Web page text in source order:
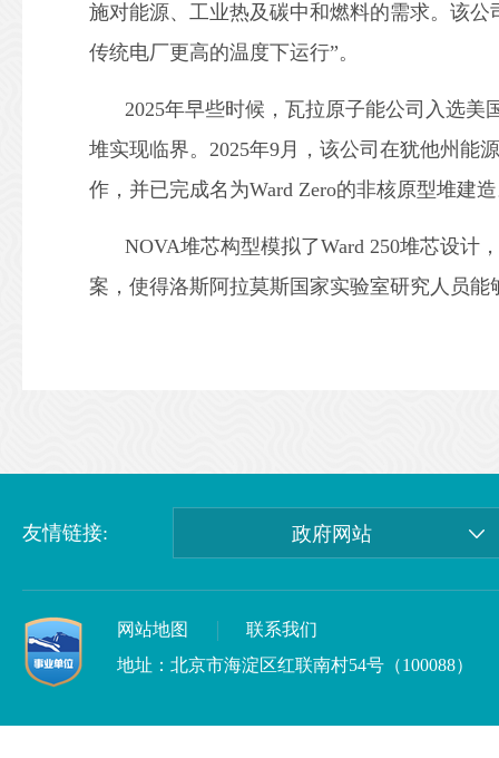
施对能源、工业热及碳中和燃料的需求。该
传统电厂更高的温度下运行”。
2025年早些时候，瓦拉原子能公司入选美
堆实现临界。2025年9月，该公司在犹他州能
作，并已完成名为Ward Zero的非核原型堆建
NOVA堆芯构型模拟了Ward 250堆芯设计
案，使得洛斯阿拉莫斯国家实验室研究人员
友情链接: 政府网站
网站地图
联系我们
地址：北京市海淀区红联南村54号（100088）